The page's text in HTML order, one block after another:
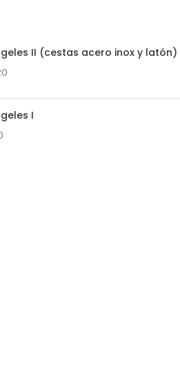
II (cestas acero inox y latón)
I